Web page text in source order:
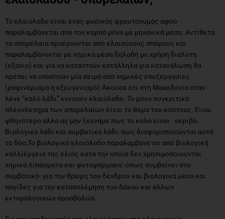
Το ελαιόλαδο είναι ένας φυσικός φρουτοχυμός αφού
παραλαμβάνεται από τον καρπό μόνο με μηχανικά μέσα. Αντίθετα
τα σπορέλαια προέρχονται από ελαιούχους σπόρους και
παραλαμβάνονται με χημικά μέσα δηλαδή με χρήση διαλύτη
(εξάνιο) και για να καταστούν κατάλληλα για κατανάλωση θα
πρέπει να υποστούν μία σειρά από χημικές επεξεργασίες
(ραφινάρισμα ή εξευγενισμό).Άκουσα ότι στη Μακεδονία όταν
λένε “καλό λάδι” εννοούν ελαιόλαδο. Το μόνο συγκριτικό
πλεονέκτημα των σπορελαίων είναι το θέμα του κόστους. Είναι
φθηνότερα αλλά ας μην ξεχνάμε πως το καλό είναι ακριβό.
Βιολογικό λάδι και συμβατικό λάδι: πώς διαφοροποιούνται αυτά
τα δύο;Το βιολογικό ελαιόλαδο παραλαμβάνεται από βιολογική
καλλιέργεια της ελιάς κατά την οποία δεν χρησιμοποιούνται
χημικά λιπάσματα και φυτοφάρμακα -όπως συμβαίνει στο
συμβατικό- για την θρέψη του δένδρου και βιολογικά μέσα και
παγίδες για την καταπολέμηση του δάκου και άλλων
εντομολογικών προσβολών.